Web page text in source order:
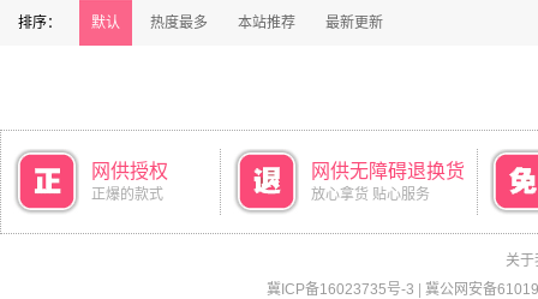
排序： 默认 热度最多 本站推荐 最新更新
网供授权
正爆的款式
网供无障碍退换货
放心拿货 贴心服务
关于
冀ICP备16023735号-3
冀公网安备